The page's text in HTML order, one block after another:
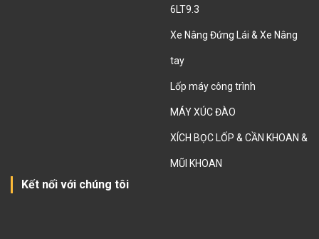
6LT9.3
Xe Nâng Đứng Lái & Xe Nâng
tay
Lốp máy công trình
MÁY XÚC ĐÀO
XÍCH BỌC LỐP & CẦN KHOAN &
MŨI KHOAN
Kết nối với chúng tôi